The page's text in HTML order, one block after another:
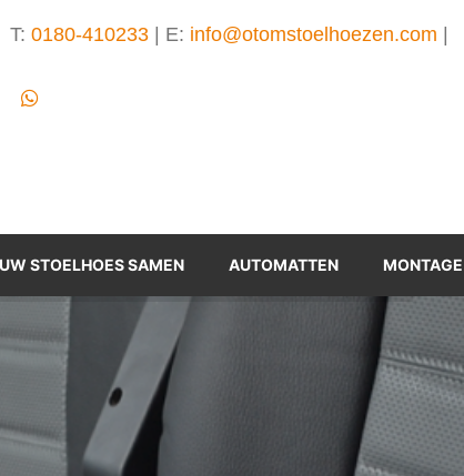
T: 0180-410233 | E: info@otomstoelhoezen.com
STOELHOES SAMEN AUTOMATTEN